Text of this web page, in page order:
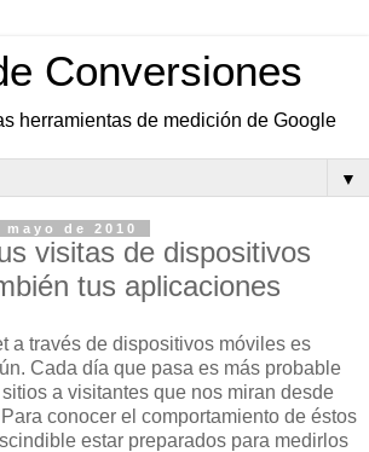
Conversiones
herramientas de medición de Google
▼
de 2010
visitas de dispositivos
tus aplicaciones
a través de dispositivos móviles es
Cada día que pasa es más probable
a visitantes que nos miran desde
conocer el comportamiento de éstos
estar preparados para medirlos